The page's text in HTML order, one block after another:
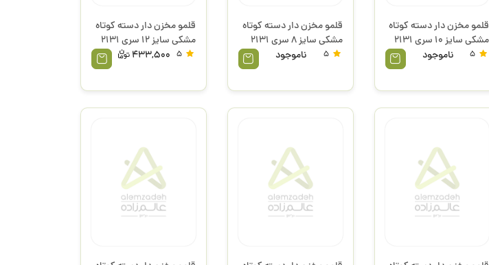
قلمو مخزن دار دسته کوتاه
مشکی سایز 10 سری 2131
پارس آرتناموجود
قلمو مخزن دار دسته کوتاه
مشکی سایز 8 سری 2131
پارس آرت
5 ناموجود
قلمو مخزن دار دسته کوتاه
مشکی سایز 12 سری 2131
پارس آرت
5
433,500